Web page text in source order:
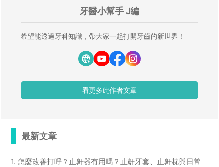
牙醫小幫手 J編
希望能透過牙科知識，帶大家一起打開牙齒的新世界！
看更多此作者文章
最新文章
1. 怎麼改善打呼？止鼾器有用嗎？止鼾牙套、止鼾枕與日常